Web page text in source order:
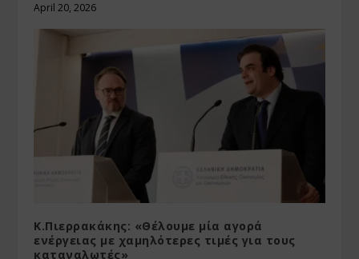
April 20, 2026
Κ.Πιερρακάκης: «Θέλουμε μία αγορά
ενέργειας με χαμηλότερες τιμές για τους
καταναλωτές»